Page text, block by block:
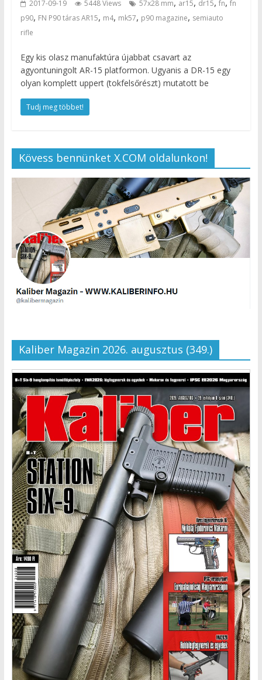
2017-09-19 5448 Views 57x28 mm ar15 dr15 fn fn
p90, FN P90 táras AR15, m4, mk57, p90 magazine, semiauto
rifle
Egy kis olasz manufaktúra újabbat csavart az
agyontuningolt AR-15 platformon. Ugyanis a DR-15 egy
olyan komplett uppert (tokfelsőrészt) mutatott be
Tudj meg többet!
Kövess bennünket X.COM oldalunkon!
Kaliber Magazin 2026. augusztus (349.)